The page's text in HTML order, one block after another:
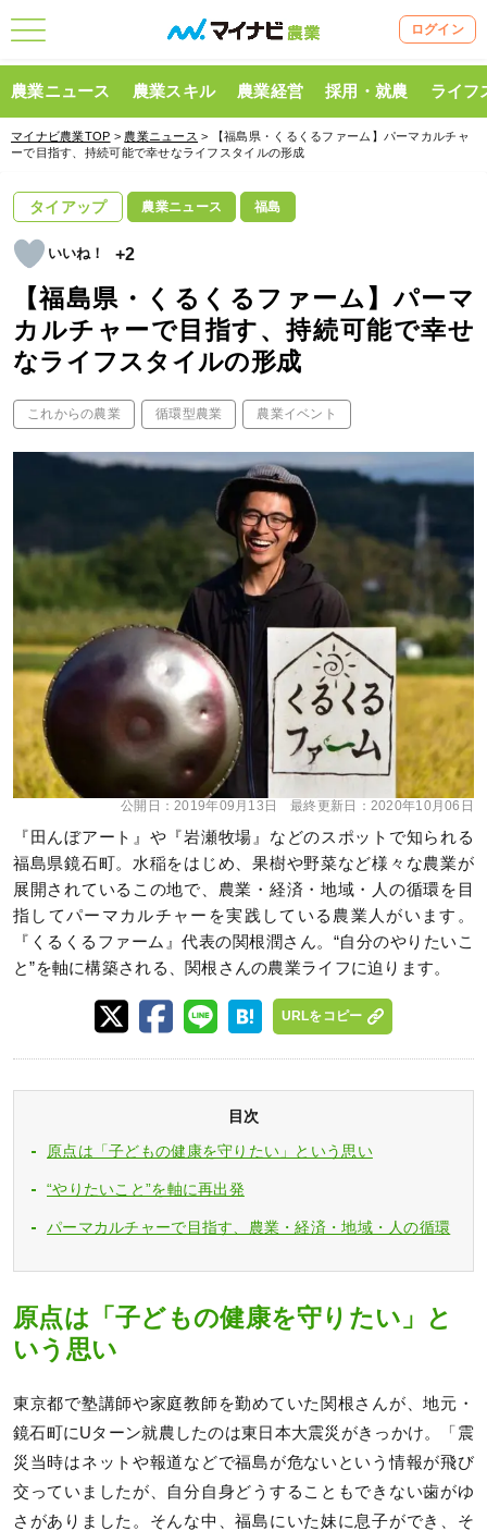
ログイン
農業ニュース 農業スキル 農業経営 採用・就農 ライフ
マイナビ農業TOP > 農業ニュース > 【福島県・くるくるファーム】パーマカルチャ
ーで目指す、持続可能で幸せなライフスタイルの形成
タイアップ 農業ニュース 福島
+2
【福島県・くるくるファーム】パーマ
カルチャーで目指す、持続可能で幸せ
なライフスタイルの形成
これからの農業 循環型農業 農業イベント
公開日：2019年09月13日 最終更新日： 2020年10月06日
『田んぼアート』や『岩瀬牧場』などのスポットで知られる
福島県鏡石町。水稲をはじめ、果樹や野菜など様々な農業が
展開されているこの地で、農業・経済・地域・人の循環を目
指してパーマカルチャーを実践している農業人がいます。
『くるくるファーム』代表の関根潤さん。“自分のやりたいこ
と”を軸に構築される、関根さんの農業ライフに迫ります。
URLをコピー
目次
原点は「子どもの健康を守りたい」という思い
“やりたいこと”を軸に再出発
パーマカルチャーで目指す、農業・経済・地域・人の循環
原点は「子どもの健康を守りたい」と
いう思い
東京都で塾講師や家庭教師を勤めていた関根さんが、地元・
鏡石町にUターン就農したのは東日本大震災がきっかけ。「震
災当時はネットや報道などで福島が危ないという情報が飛び
交っていましたが、自分自身どうすることもできない歯がゆ
さがありました。そんな中、福島にいた妹に息子ができ、そ